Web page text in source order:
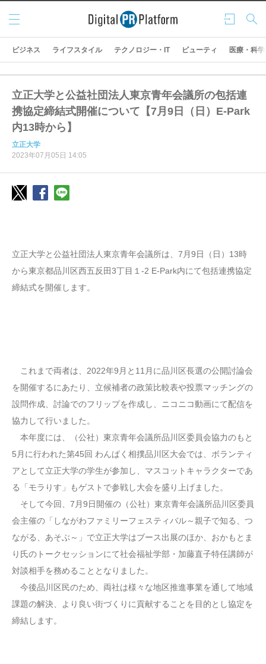
ログ
イン
検索
メニ
ュー
ビジネス ライフスタイル テクノロジー・IT ビューティ 医療・科学
立正大学と公益社団法人東京青年会議所の包括連
携協定締結式開催について【7月9日（日）E-Park
内13時から】
立正大学
2023年07月05日 14:05
立正大学と公益社団法人東京青年会議所は、7月9日（日）13時
から東京都品川区西五反田3丁目１-2 E-Park内にて包括連携協定
締結式を開催します。
これまで両者は、2022年9月と11月に品川区長選の公開討論会
を開催するにあたり、立候補者の政策比較表や投票マッチングの
設問作成、討論でのフリップを作成し、ニコニコ動画にて配信を
協力して行いました。
本年度には、（公社）東京青年会議所品川区委員会協力のもと
5月に行われた第45回 わんぱく相撲品川区大会では、ボランティ
アとして立正大学の学生が参加し、マスコットキャラクターであ
る「モラりす」もゲストで参戦し大会を盛り上げました。
そして今回、7月9日開催の（公社）東京青年会議所品川区委員
会主催の「しながわファミリーフェスティバル～親子で知る、つ
ながる、あそぶ～」で立正大学はブース出展のほか、おかもとま
り氏のトークセッションにて社会福祉学部・加藤直子特任講師が
対談相手を務めることとなりました。
今後品川区民のため、両社は様々な地区推進事業を通して地域
課題の解決、より良い街づくりに貢献することを目的とし協定を
締結します。